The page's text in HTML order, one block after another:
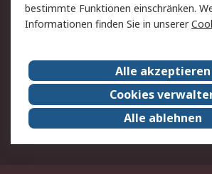
Impressum
RS
Karriere bei RS
Qualität/Zertifikate
Event-Center
bestimmte Funktionen einschränken.
Informationen finden Sie in unserer
Alle akzeptieren
Cookies
Alle ablehnen